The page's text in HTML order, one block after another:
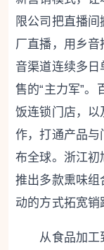
限公司把直播
厂直播，用乡
音渠道连续多
售的“主力军”。
饭连锁门店，
作，打通产品与
布全球。浙江初
推出多款熏味
动的方式拓宽销
从食品加工到